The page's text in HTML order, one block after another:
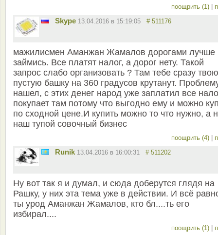
поощрить (1)
Skype 13.04.2016 в 15:19:05 # 511176
мажилисмен Аманжан Жамалов дорогами лучше
займись. Все платят налог, а дорог нету. Такой
запрос слабо организовать ? Там тебе сразу твою
пустую башку на 360 градусов крутанут.
нашел, с этих денег народ уже заплатил все
покупает там потому что выгодно ему и можно
по сходной цене.И купить можно то что нужно, а
наш тупой совочный бизнес
поощрить (4)
Runik 13.04.2016 в 16:00:31 # 511202
Ну вот так я и думал, и сюда доберутся глядя на
Рашку, у них эта тема уже в действии. И всё
ты урод Аманжан Жамалов, кто бл....ть его
избирал....
поощрить (1)